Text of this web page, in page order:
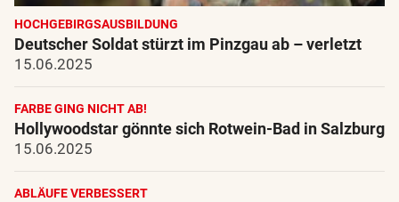
HOCHGEBIRGSAUSBILDUNG
Deutscher Soldat stürzt im Pinzgau ab – verletzt
15.06.2025
FARBE GING NICHT AB!
Hollywoodstar gönnte sich Rotwein-Bad in Salzburg
15.06.2025
ABLÄUFE VERBESSERT